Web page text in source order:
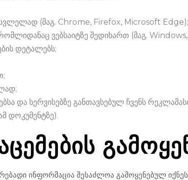
(მაგ. Chrome, Firefox, Microsoft Edge);
ვებსაიტზე შედიხართ (მაგ.
დეტალებს;
და სერვისებზე განთავსებულ ჩვენს
დოკუმენტზე).
ინფორმაცია შესაძლოა გამოყენებულ